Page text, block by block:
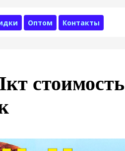
Оптом Контакты
стоимость